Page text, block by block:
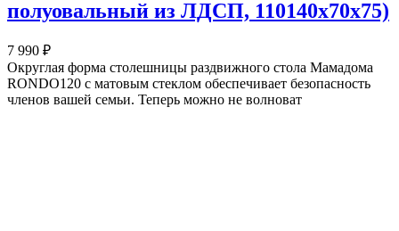
полуовальный из ЛДСП, 110140х70х75)
7 990 ₽
Округлая форма столешницы раздвижного стола Мамадома
RONDO120 с матовым стеклом обеспечивает безопасность
членов вашей семьи. Теперь можно не волноват